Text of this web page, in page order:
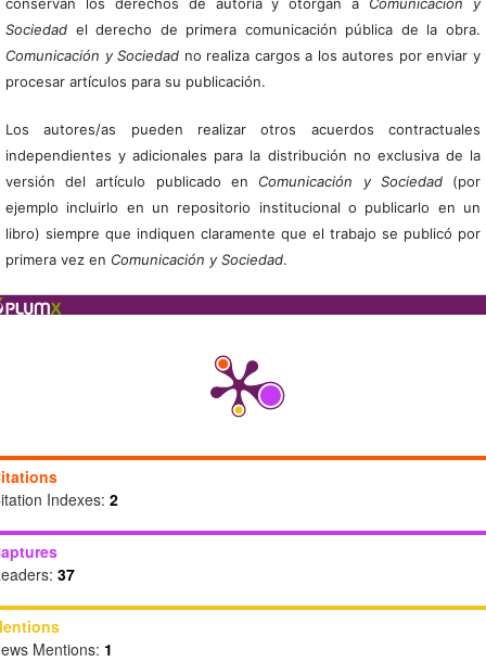
Sociedadel derecho de primera comunicación pública de la obra.
Comunicación y Sociedad no realiza cargos a los autores por enviar y
procesar artículos para su publicación.
Los autores/as pueden realizar otros acuerdos contractuales
independientes y adicionales para la distribución no exclusiva de la
versión del artículo publicado en Comunicación y Sociedad(por
ejemplo incluirlo en un repositorio institucional o publicarlo en un
libro) siempre que indiquen claramente que el trabajo se publicó por
primera vez en Comunicación y Sociedad.
Indexes: 2
37
Mentions: 1